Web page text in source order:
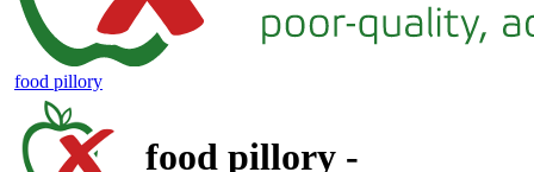
food pillory
food pillory -